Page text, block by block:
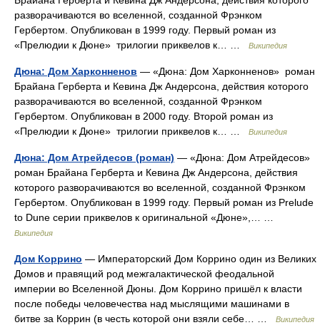
разворачиваются во вселенной, созданной Фрэнком
Гербертом. Опубликован в 1999 году. Первый роман из
«Прелюдии к Дюне» трилогии приквелов к… …
Википедия
Дюна: Дом Харконненов — «Дюна: Дом Харконненов» роман
Брайана Герберта и Кевина Дж Андерсона, действия которого
разворачиваются во вселенной, созданной Фрэнком
Гербертом. Опубликован в 2000 году. Второй роман из
«Прелюдии к Дюне» трилогии приквелов к… …
Википедия
Дюна: Дом Атрейдесов (роман) — «Дюна: Дом Атрейдесов»
роман Брайана Герберта и Кевина Дж Андерсона, действия
которого разворачиваются во вселенной, созданной Фрэнком
Гербертом. Опубликован в 1999 году. Первый роман из Prelude
to Dune серии приквелов к оригинальной «Дюне»,… …
Википедия
Дом Коррино — Императорский Дом Коррино один из Великих
Домов и правящий род межгалактической феодальной
империи во Вселенной Дюны. Дом Коррино пришёл к власти
после победы человечества над мыслящими машинами в
битве за Коррин (в честь которой они взяли себе… …
Википедия